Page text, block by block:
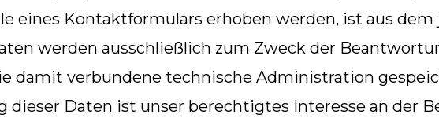
eines Kontaktformulars erhoben werden, ist aus
werden ausschließlich zum Zweck der
damit verbundene technische Administration
dieser Daten ist unser berechtigtes Interesse an der